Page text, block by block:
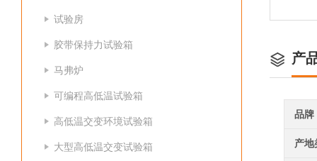
试验房
胶带保持力试验箱
马弗炉
可编程高低温试验箱
高低温交变环境试验箱
大型高低温交变试验箱
产
品牌
产地